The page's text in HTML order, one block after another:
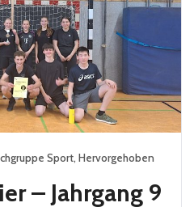
Sport, Hervorgehoben
– Jahrgang 9